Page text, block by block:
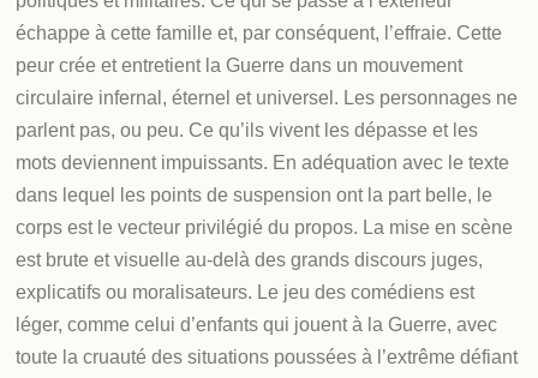
échappe à cette famille et, par conséquent, l’effraie. Cette
peur crée et entretient la Guerre dans un mouvement
circulaire infernal, éternel et universel. Les personnages ne
parlent pas, ou peu. Ce qu’ils vivent les dépasse et les
mots deviennent impuissants. En adéquation avec le texte
dans lequel les points de suspension ont la part belle, le
corps est le vecteur privilégié du propos. La mise en scène
est brute et visuelle au­-delà des grands discours juges,
explicatifs ou moralisateurs. Le jeu des comédiens est
léger, comme celui d’enfants qui jouent à la Guerre, avec
toute la cruauté des situations poussées à l’extrême défiant